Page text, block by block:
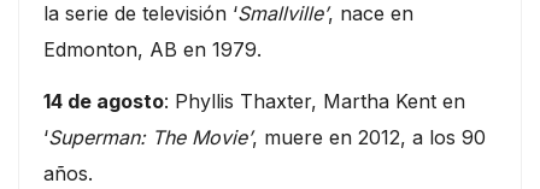
la serie de televisión ‘Smallville’, nace en
Edmonton, AB en 1979.
14 de agosto: Phyllis Thaxter, Martha Kent en
‘Superman: The Movie’, muere en 2012, a los 90
años.